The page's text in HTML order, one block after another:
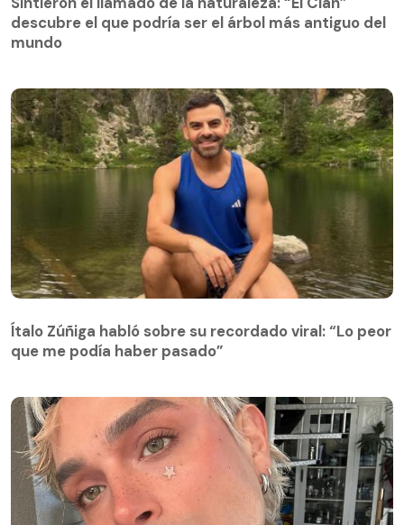
mundo
descubre el que podría ser el árbol más antiguo del
mundo
Ítalo Zúñiga habló sobre su recordado viral: “Lo peor
que me podía haber pasado”